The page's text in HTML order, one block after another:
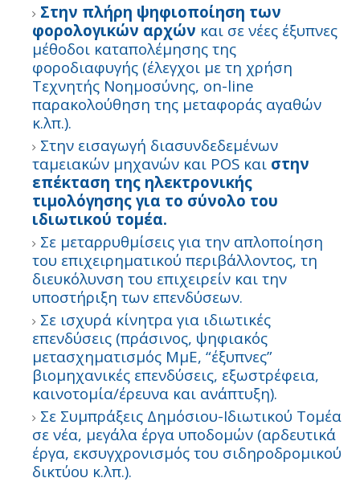
Στην πλήρη ψηφιοποίηση των
φορολογικών αρχών και σε νέες έξυπνες
μέθοδοι καταπολέμησης της
φοροδιαφυγής (έλεγχοι με τη χρήση
Τεχνητής Νοημοσύνης, on-line
παρακολούθηση της μεταφοράς αγαθών
κ.λπ.).
Στην εισαγωγή διασυνδεδεμένων
ταμειακών μηχανών και POS και στην
επέκταση της ηλεκτρονικής
τιμολόγησης για το σύνολο του
ιδιωτικού τομέα.
Σε μεταρρυθμίσεις για την απλοποίηση
του επιχειρηματικού περιβάλλοντος, τη
διευκόλυνση του επιχειρείν και την
υποστήριξη των επενδύσεων.
Σε ισχυρά κίνητρα για ιδιωτικές
επενδύσεις (πράσινος, ψηφιακός
μετασχηματισμός ΜμΕ, “έξυπνες”
βιομηχανικές επενδύσεις, εξωστρέφεια,
καινοτομία/έρευνα και ανάπτυξη).
Σε Συμπράξεις Δημόσιου-Ιδιωτικού Τομέα
σε νέα, μεγάλα έργα υποδομών (αρδευτικά
έργα, εκσυγχρονισμός του σιδηροδρομικού
δικτύου κ.λπ.).